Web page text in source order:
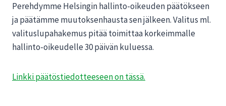
Perehdymme Helsingin hallinto-oikeuden päätökseen
ja päätämme muutoksenhausta sen jälkeen. Valitus ml.
valituslupahakemus pitää toimittaa korkeimmalle
hallinto-oikeudelle 30 päivän kuluessa.
Linkki päätöstiedotteeseen on tässä.